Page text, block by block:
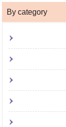
By category